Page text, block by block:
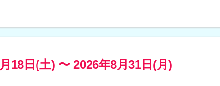
18日(土) 〜 2026年8月31日(月)